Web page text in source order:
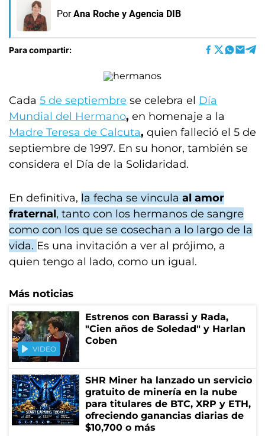
Por Ana Roche y Agencia DIB
Para compartir:
Cada 5 de septiembre se celebra el Día
Mundial del Hermano, en homenaje a la
Madre Teresa de Calcuta, quien falleció el 5 de
septiembre de 1997. En su honor, también se
considera el Día de la Solidaridad.
En definitiva, la fecha se vincula al amor
fraternal, tanto con los hermanos de sangre
como con los que se cosechan a lo largo de la
vida. Es una invitación a ver al prójimo, a
quien tengo al lado, como un igual.
Más noticias
VIDEO
Estrenos con Barassi y Rada,
"Cien años de Soledad" y Harlan
Coben
SHR Miner ha lanzado un servicio
gratuito de minería en la nube
para titulares de BTC, XRP y ETH,
ofreciendo ganancias diarias de
$10,700 o más